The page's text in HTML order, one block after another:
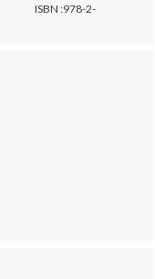
ISBN :978-2-